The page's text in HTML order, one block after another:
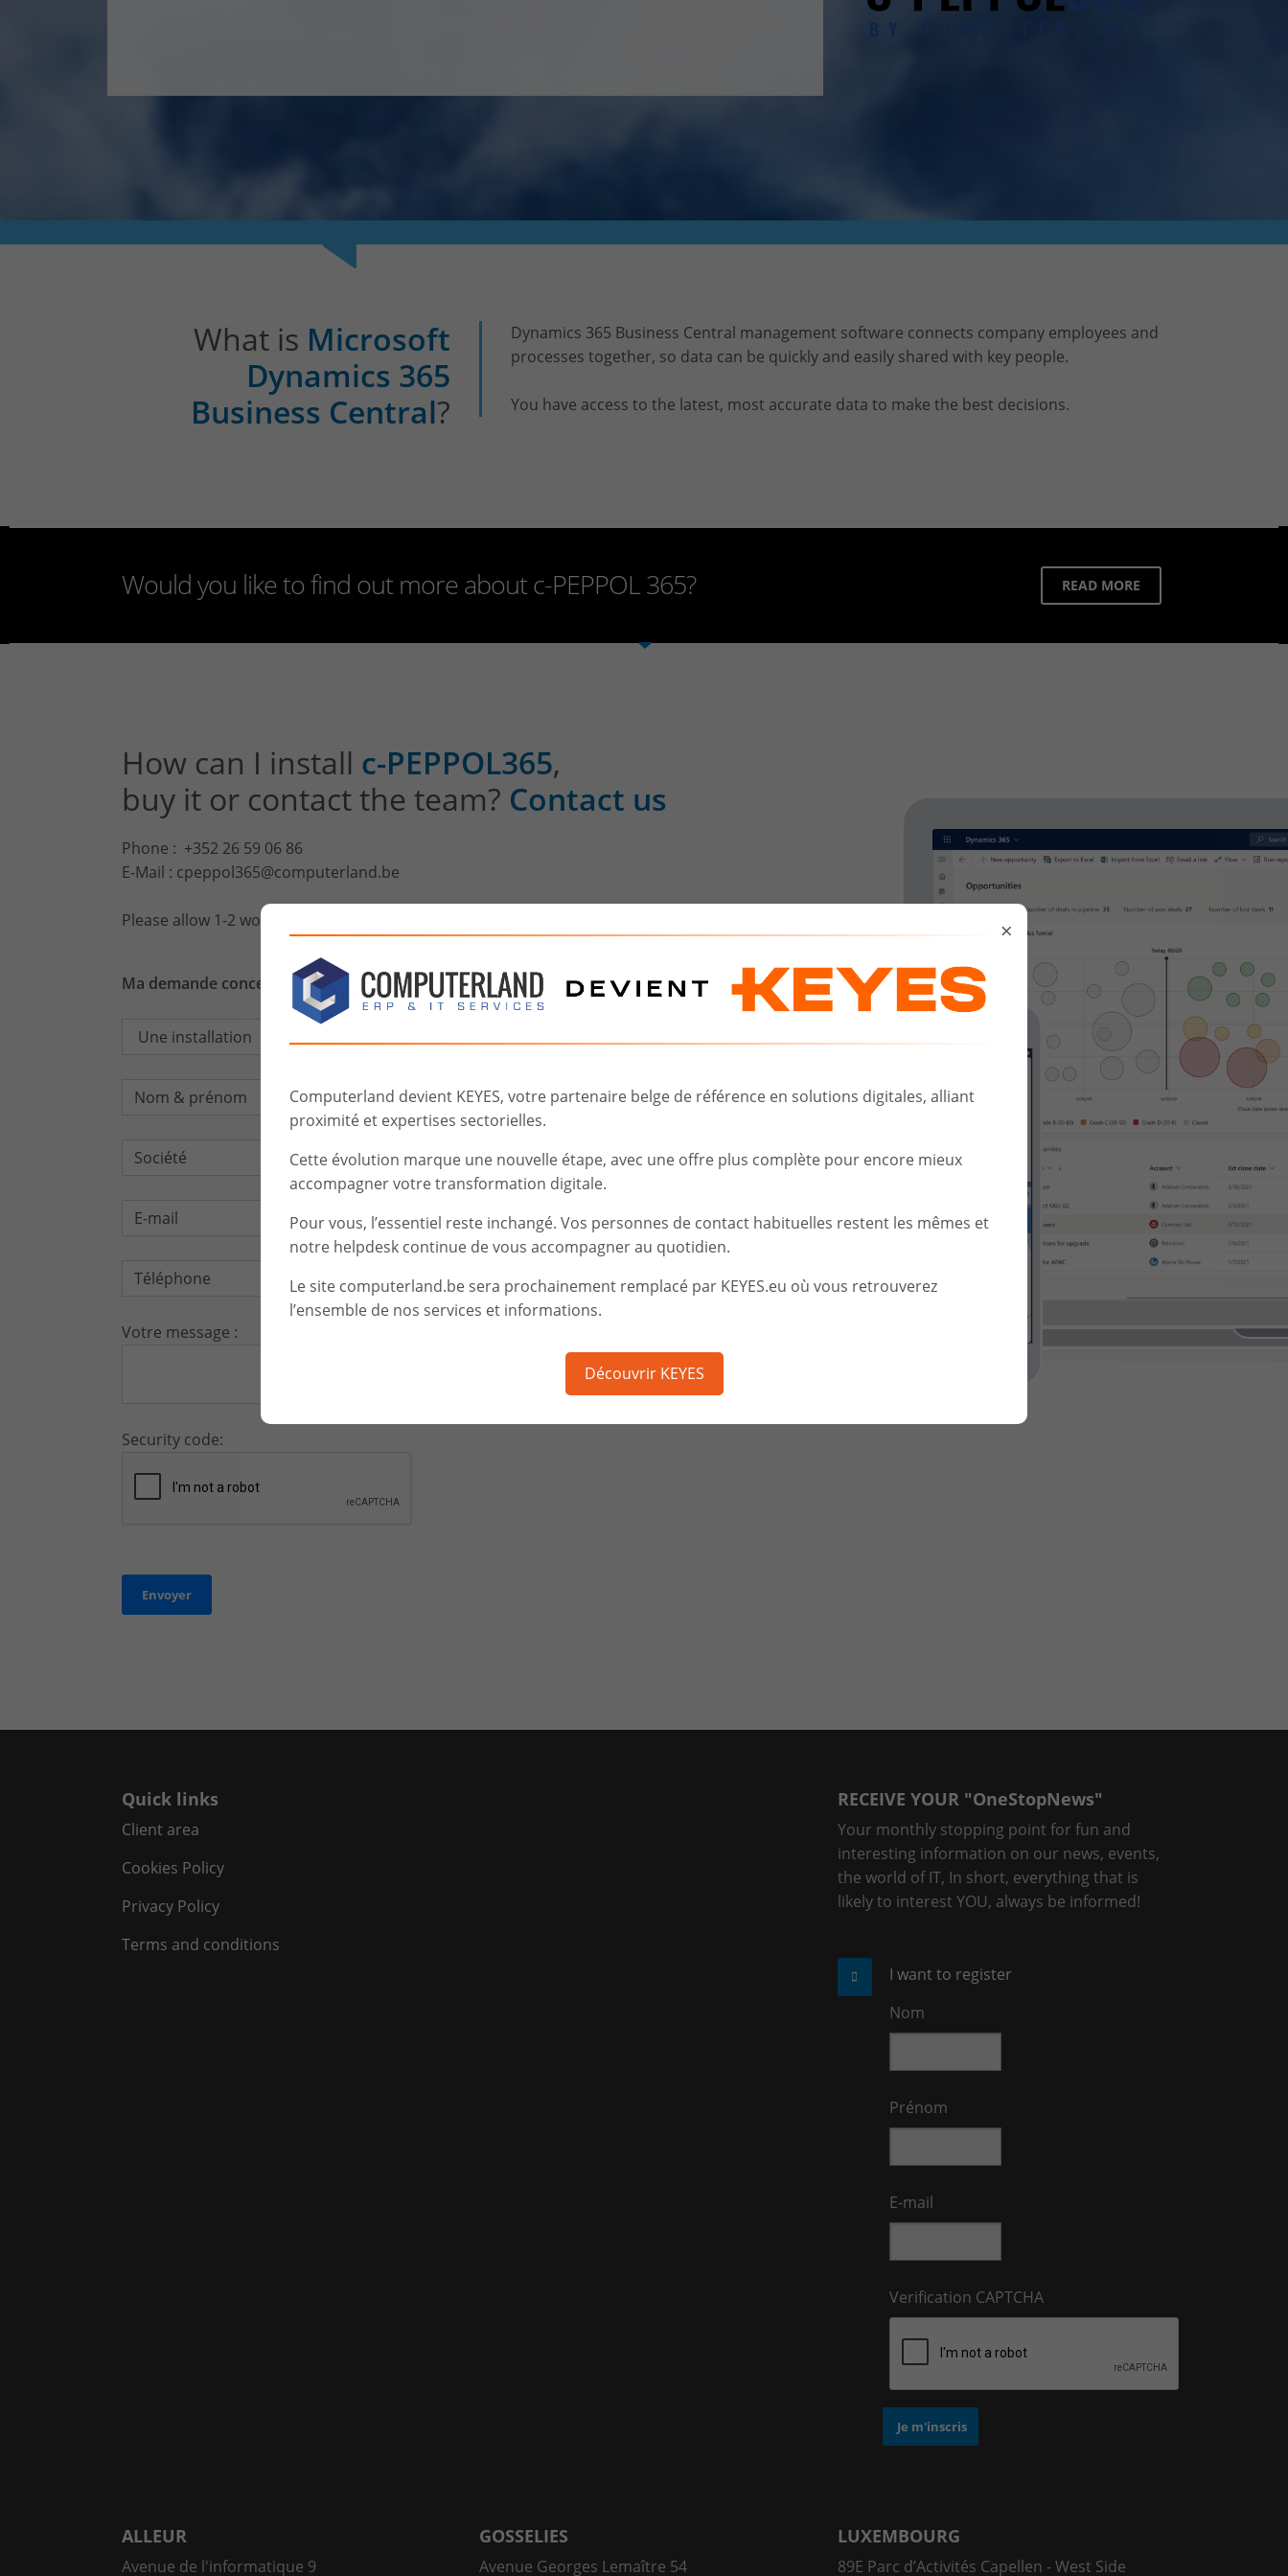
×
Computerland devient KEYES, votre partenaire belge de référence en solutions digitales, alliant
proximité et expertises sectorielles.
Cette évolution marque une nouvelle étape, avec une offre plus complète pour encore mieux
accompagner votre transformation digitale.
Pour vous, l’essentiel reste inchangé. Vos personnes de contact habituelles restent les mêmes et
notre helpdesk continue de vous accompagner au quotidien.
Le site computerland.be sera prochainement remplacé par KEYES.eu où vous retrouverez
l’ensemble de nos services et informations.
Découvrir KEYES
What is Microsoft
Dynamics 365
Business Central?
Dynamics 365 Business Central management software connects company employees and
processes together, so data can be quickly and easily shared with key people.
You have access to the latest, most accurate data to make the best decisions.
Would you like to find out more about c-PEPPOL 365? READ MORE
How can I install c-PEPPOL365,
buy it or contact the team? Contact us
Phone : +352 26 59 06 86
E-Mail : cpeppol365@computerland.be
Please allow 1-2 working days for our team to respond to your request.
Ma demande concerne:
Votre message :
Security code:
Quick links
Client area
Cookies Policy
Privacy Policy
Terms and conditions
RECEIVE YOUR "OneStopNews"
Your monthly stopping point for fun and
interesting information on our news, events,
the world of IT, In short, everything that is
likely to interest YOU, always be informed!
I want to register
Nom
Prénom
E-mail
Verification CAPTCHA
ALLEUR
Avenue de l'informatique 9
GOSSELIES
Avenue Georges Lemaître 54
LUXEMBOURG
89E Parc d’Activités Capellen - West Side